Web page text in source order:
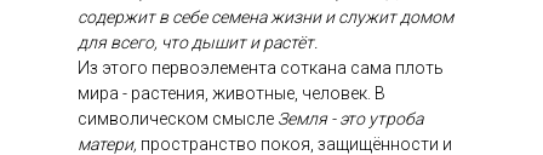
содержит в себе семена жизни и служит домом
для всего, что дышит и растёт.
Из этого первоэлемента соткана сама плоть
мира - растения, животные, человек. В
символическом смысле Земля - это утроба
матери, пространство покоя, защищённости и